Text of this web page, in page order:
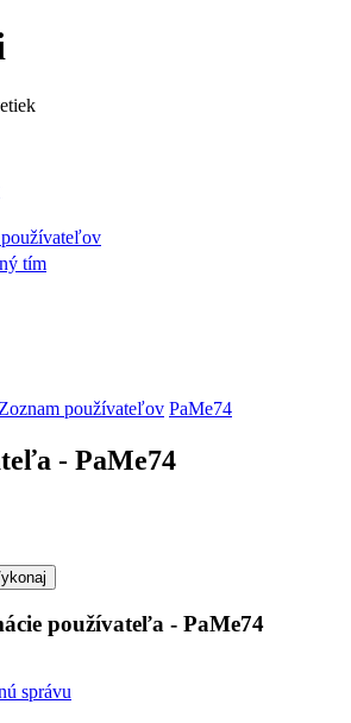
tím
Zoznam používateľov PaMe74
- PaMe74
používateľa - PaMe74
správu